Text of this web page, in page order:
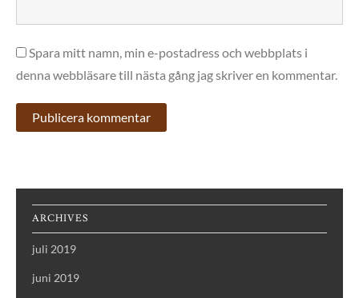
Spara mitt namn, min e-postadress och webbplats i
denna webbläsare till nästa gång jag skriver en kommentar.
ARCHIVES
juli 2019
juni 2019